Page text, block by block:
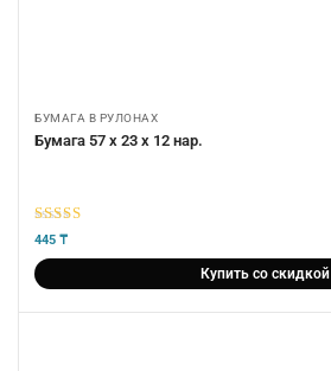
БУМАГА В РУЛОНАХ
Бумага 57 х 23 х 12 нар.
5из 5
445 ₸
Купить со скидкой